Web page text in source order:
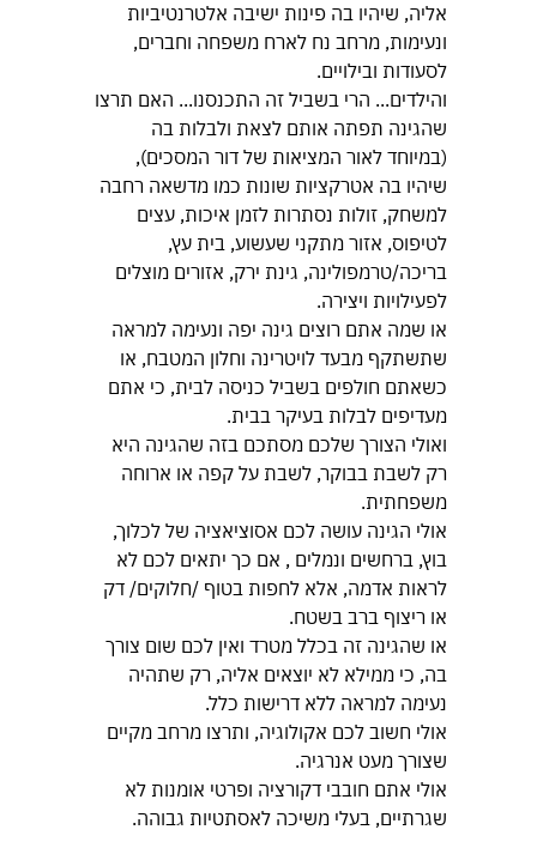
אליה, שיהיו בה פינות ישיבה אלטרנטיביות
ונעימות, מרחב נח לארח משפחה וחברים,
לסעודות ובילויים.
והילדים... הרי בשביל זה התכנסנו... האם תרצו
שהגינה תפתה אותם לצאת ולבלות בה
(במיוחד לאור המציאות של דור המסכים),
שיהיו בה אטרקציות שונות כמו מדשאה רחבה
למשחק, זולות נסתרות לזמן איכות, עצים
לטיפוס, אזור מתקני שעשוע, בית עץ,
בריכה/טרמפולינה, גינת ירק, אזורים מוצלים
לפעילויות ויצירה.
או שמה אתם רוצים גינה יפה ונעימה למראה
שתשתקף מבעד לויטרינה וחלון המטבח, או
כשאתם חולפים בשביל כניסה לבית, כי אתם
מעדיפים לבלות בעיקר בבית.
ואולי הצורך שלכם מסתכם בזה שהגינה היא
רק לשבת בבוקר, לשבת על קפה או ארוחה
משפחתית.
אולי הגינה עושה לכם אסוציאציה של לכלוך,
בוץ, ברחשים ונמלים , אם כך יתאים לכם לא
לראות אדמה, אלא לחפות בטוף /חלוקים/ דק
או ריצוף ברב בשטח.
או שהגינה זה בכלל מטרד ואין לכם שום צורך
בה, כי ממילא לא יוצאים אליה, רק שתהיה
נעימה למראה ללא דרישות כלל.
אולי חשוב לכם אקולוגיה, ותרצו מרחב מקיים
שצורך מעט אנרגיה.
אולי אתם חובבי דקורציה ופרטי אומנות לא
שגרתיים, בעלי משיכה לאסתטיות גבוהה.